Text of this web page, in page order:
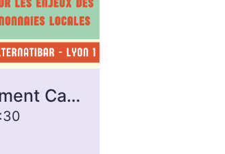
Soirée de lancement Campagne de dons - Gon'Heure